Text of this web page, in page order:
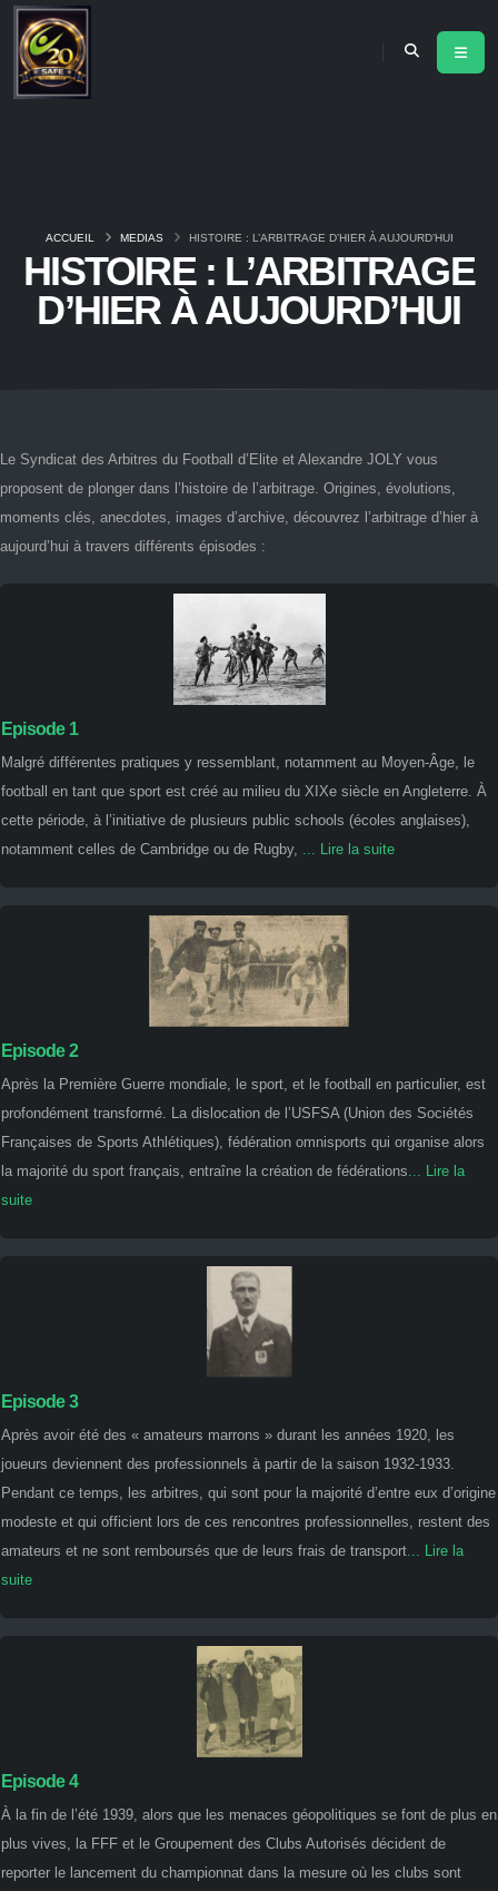
HISTOIRE : L’ARBITRAGE
D’HIER À AUJOURD’HUI
ACCUEIL MEDIAS HISTOIRE : L’ARBITRAGE D’HIER À AUJOURD’HUI
Le Syndicat des Arbitres du Football d’Elite et Alexandre JOLY vous
proposent de plonger dans l’histoire de l’arbitrage. Origines, évolutions,
moments clés, anecdotes, images d’archive, découvrez l’arbitrage d’hier à
aujourd’hui à travers différents épisodes :
Episode 1
Malgré différentes pratiques y ressemblant, notamment au Moyen-Âge, le
football en tant que sport est créé au milieu du XIXe siècle en Angleterre. À
cette période, à l’initiative de plusieurs public schools (écoles anglaises),
notamment celles de Cambridge ou de Rugby,
... Lire la suite
Episode 2
Après la Première Guerre mondiale, le sport, et le football en particulier, est
profondément transformé. La dislocation de l’USFSA (Union des Sociétés
Françaises de Sports Athlétiques), fédération omnisports qui organise alors
la majorité du sport français, entraîne la création de fédérations ... Lire la
suite
Episode 3
Après avoir été des « amateurs marrons » durant les années 1920, les
joueurs deviennent des professionnels à partir de la saison 1932-1933.
Pendant ce temps, les arbitres, qui sont pour la majorité d’entre eux d’origine
modeste et qui officient lors de ces rencontres professionnelles, restent des
amateurs et ne sont remboursés que de leurs frais de transport ... Lire la
suite
Episode 4
À la fin de l’été 1939, alors que les menaces géopolitiques se font de plus en
plus vives, la FFF et le Groupement des Clubs Autorisés décident de
reporter le lancement du championnat dans la mesure où les clubs sont